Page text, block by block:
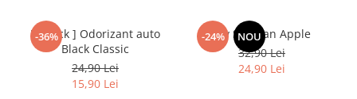
-36%
[3-pack ] Odorizant auto
Black Classic
24,90 Lei
15,90 Lei
-24% NOU
My Shaldan Apple
32,90 Lei
24,90 Lei